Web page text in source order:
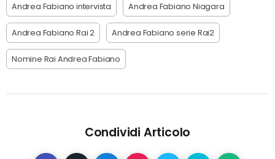
Andrea Fabiano intervista Andrea Fabiano Niagara
Andrea Fabiano Rai 2 Andrea Fabiano serie Rai2
Nomine Rai Andrea Fabiano
Condividi Articolo